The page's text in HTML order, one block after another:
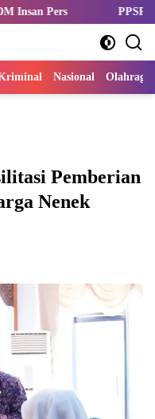
PPSPI Kukuhkan
Nasional Olahraga
Pemberian
Nenek